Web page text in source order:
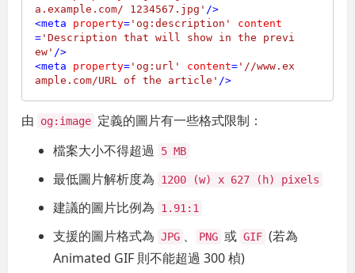
a.example.com/ 1234567.jpg' />
<meta property= 'og:description'
content
= 'Description that will show in the previ
ew' />
<meta property= 'og:url' content= '//www.ex
ample.com/URL of the article' />
由 og:image 定義的圖片有一些格式限制：
檔案大小不得超過
5 MB
最低圖片解析度為 1200 (w) x 627 (h) pixels
建議的圖片比例為 1.91:1
支援的圖片格式為 JPG 、 PNG 或 GIF (若為
Animated GIF 則不能超過 300 楨)